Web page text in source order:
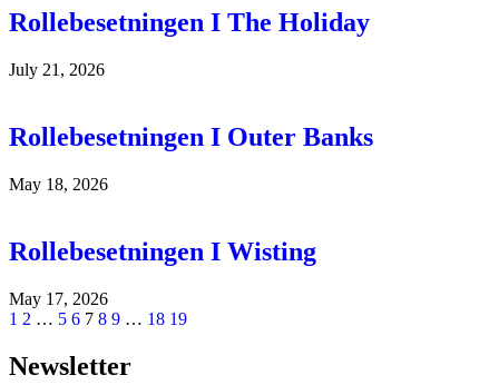
Rollebesetningen I The Holiday
July 21, 2026
Rollebesetningen I Outer Banks
May 18, 2026
Rollebesetningen I Wisting
May 17, 2026
1 2 … 5 6 7 8 9 … 18 19
Newsletter